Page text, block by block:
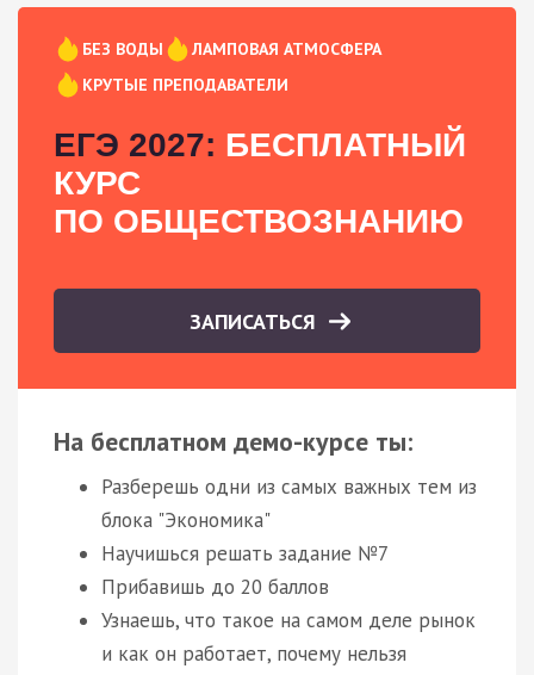
БЕЗ ВОДЫ
ЛАМПОВАЯ АТМОСФЕРА
КРУТЫЕ ПРЕПОДАВАТЕЛИ
ЕГЭ 2027: БЕСПЛАТНЫЙ
КУРС
ПО ОБЩЕСТВОЗНАНИЮ
ЗАПИСАТЬСЯ
На бесплатном демо-курсе ты:
Разберешь одни из самых важных тем из
блока "Экономика"
Научишься решать задание №7
Прибавишь до 20 баллов
Узнаешь, что такое на самом деле рынок
и как он работает, почему нельзя